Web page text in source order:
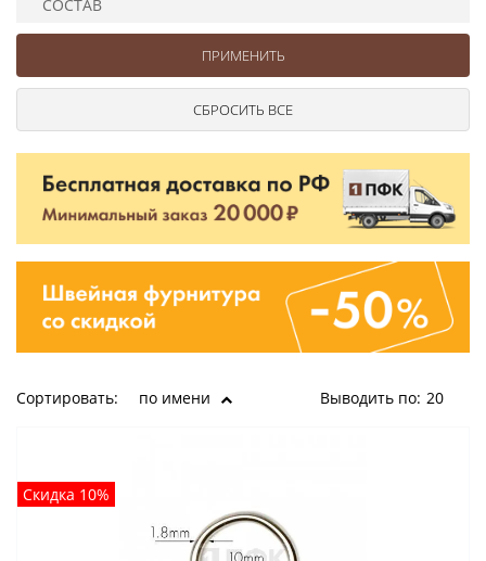
СОСТАВ
Сортировать: по имени Выводить по: 20
Скидка 10%
Ушковые
Шторные
Цепочки шарики с замком
Ткани
Шнуры